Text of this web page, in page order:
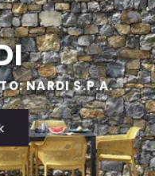
NARDI S.P.A.